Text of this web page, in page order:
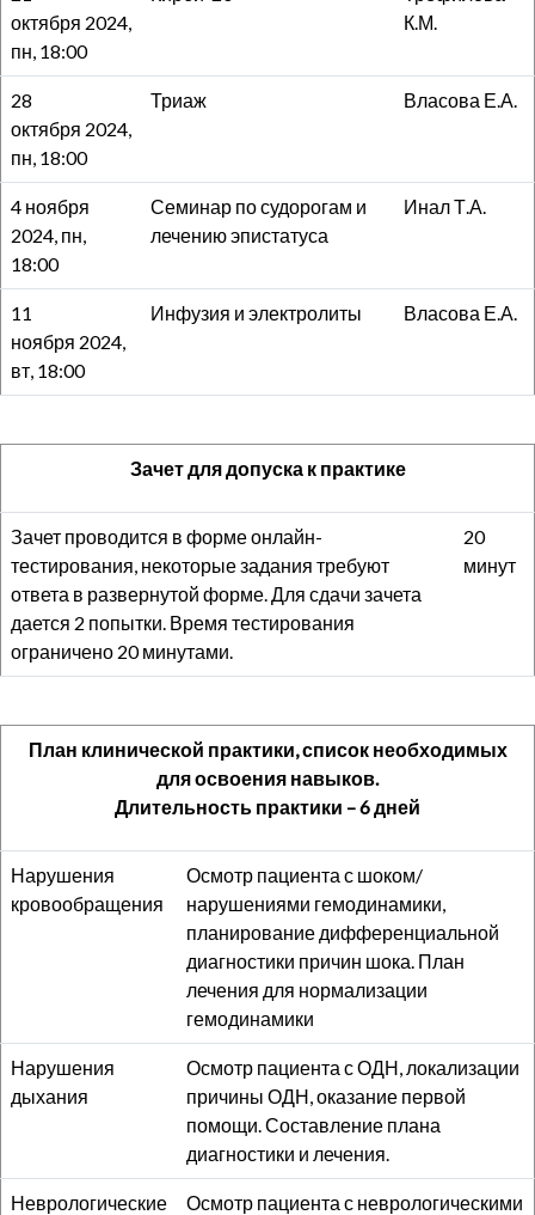
октября 2024,
пн, 18:00
К.М.
28
октября 2024,
пн, 18:00
Триаж Власова Е.А.
4 ноября
2024, пн,
18:00
Семинар по судорогам и
лечению эпистатуса
Инал Т.А.
11
ноября 2024,
вт, 18:00
Инфузия и электролиты Власова Е.А.
Зачет для допуска к практике
Зачет проводится в форме онлайн-
тестирования, некоторые задания требуют
ответа в развернутой форме. Для сдачи зачета
дается 2 попытки. Время тестирования
ограничено 20 минутами.
20
минут
План клинической практики, список необходимых
для освоения навыков.
Длительность практики – 6 дней
Нарушения
кровообращения
Осмотр пациента с шоком/
нарушениями гемодинамики,
планирование дифференциальной
диагностики причин шока. План
лечения для нормализации
гемодинамики
Нарушения
дыхания
Осмотр пациента с ОДН, локализации
причины ОДН, оказание первой
помощи. Составление плана
диагностики и лечения.
Неврологические
Осмотр пациента с неврологическими